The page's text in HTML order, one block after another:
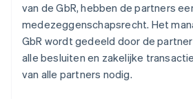
van de GbR, hebben de partners
medezeggenschapsrecht. Het
GbR wordt gedeeld door de
alle besluiten en zakelijke
van alle partners nodig.